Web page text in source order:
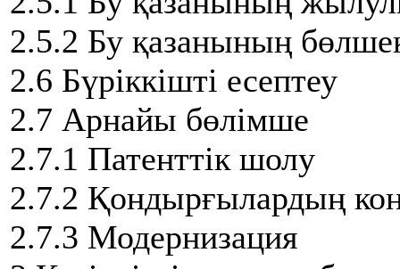
2.5.2 Бу қазанының
2.6 Бүріккішті есептеу
2.7 Арнайы бөлімше
2.7.1 Патенттік шолу
2.7.2 Қондырғылардың
2.7.3 Модернизация